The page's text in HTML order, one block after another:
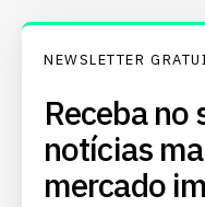
NEWSLETTER
Receba no
notícias
mercado